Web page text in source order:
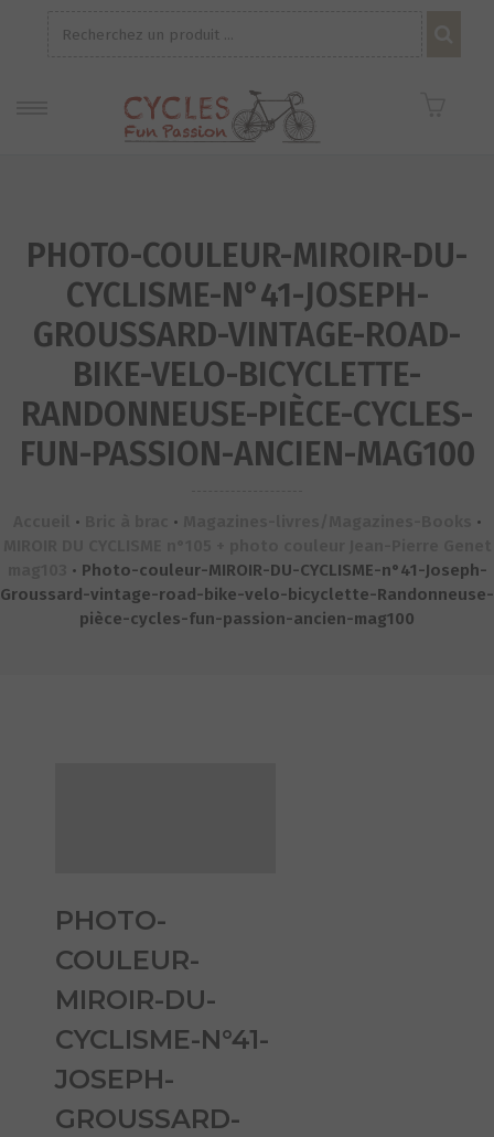
PHOTO-COULEUR-MIROIR-DU-
CYCLISME-N°41-JOSEPH-
GROUSSARD-VINTAGE-ROAD-
BIKE-VELO-BICYCLETTE-
RANDONNEUSE-PIÈCE-CYCLES-
FUN-PASSION-ANCIEN-MAG100
• •
•
• Photo-couleur-MIROIR-DU-CYCLISME-n°41-Joseph-
Groussard-vintage-road-bike-velo-bicyclette-Randonneuse-
pièce-cycles-fun-passion-ancien-mag100
PHOTO-
COULEUR-
MIROIR-DU-
CYCLISME-N°41-
JOSEPH-
GROUSSARD-